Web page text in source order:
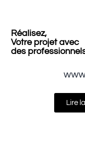
Réalisez,
Votre projet avec
des
Lire